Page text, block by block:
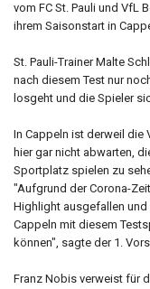
vom FC St. Pauli und VfL
ihrem Saisonstart in
St. Pauli-Trainer Malte
nach diesem Test nur
losgeht und die Spieler
In Cappeln ist derweil die
hier gar nicht abwarten,
Sportplatz spielen zu
"Aufgrund der Corona-
Highlight ausgefallen
Cappeln mit diesem
können", sagte der 1.
Franz Nobis verweist für